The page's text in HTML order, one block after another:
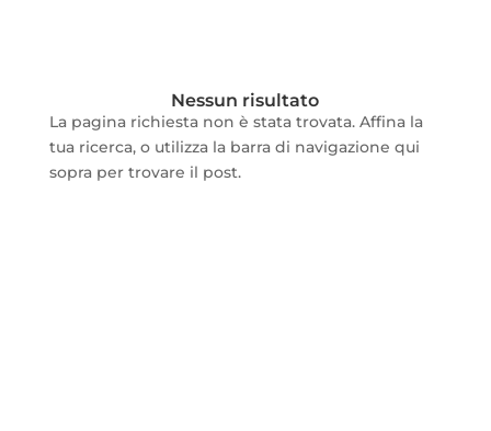
Nessun risultato
La pagina richiesta non è stata trovata. Affina la
tua ricerca, o utilizza la barra di navigazione qui
sopra per trovare il post.